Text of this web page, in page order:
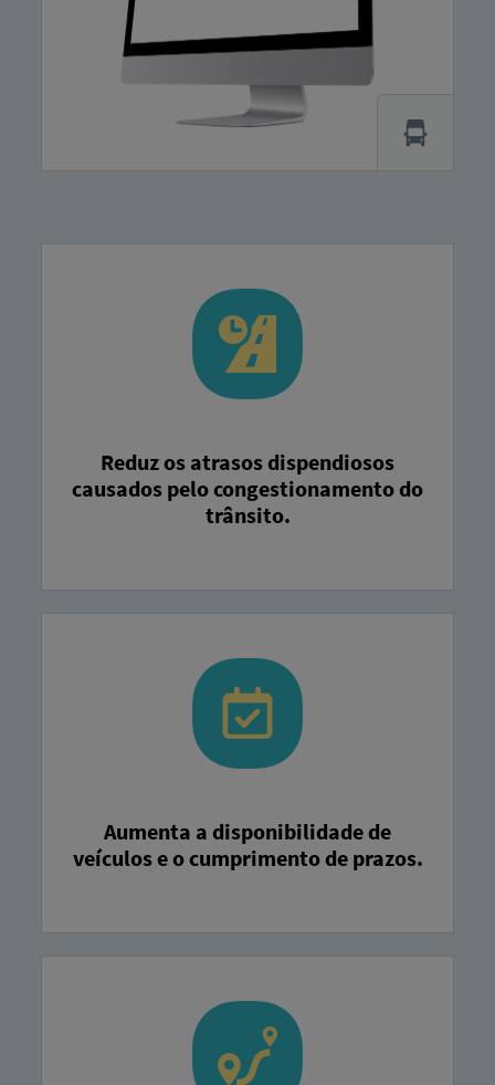
Reduz os atrasos dispendiosos
causados ​​pelo congestionamento do
trânsito.
Aumenta a disponibilidade de
veículos e o cumprimento de prazos.